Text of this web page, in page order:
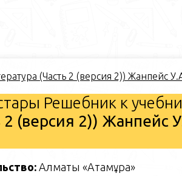
(Часть 2 (версия 2)) Жанпейс
Решебник к
2 (версия 2)) Жанпейс
Алматы «Атамұра»